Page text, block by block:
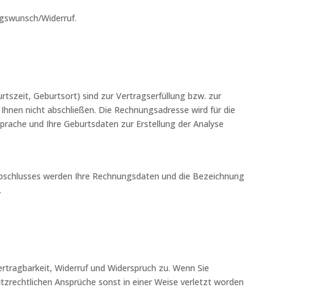
Widerruf.
Geburtsort) sind zur Vertragserfüllung bzw. zur
nicht abschließen. Die Rechnungsadresse wird für die
und Ihre Geburtsdaten zur Erstellung der Analyse
werden Ihre Rechnungsdaten und die Bezeichnung
Widerruf und Widerspruch zu. Wenn Sie
Ansprüche sonst in einer Weise verletzt worden